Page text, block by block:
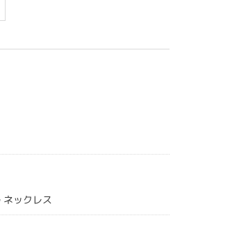
ックレス